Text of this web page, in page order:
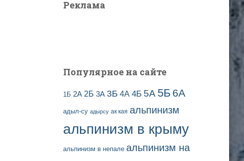
п
:Реклама
Популярное на сайте
1Б 2А 2Б 3А 3Б 4А 4Б 5А 5Б 6А
адыл-су адырсу ак кая альпинизм
альпинизм в крыму
альпинизм в непале альпинизм на